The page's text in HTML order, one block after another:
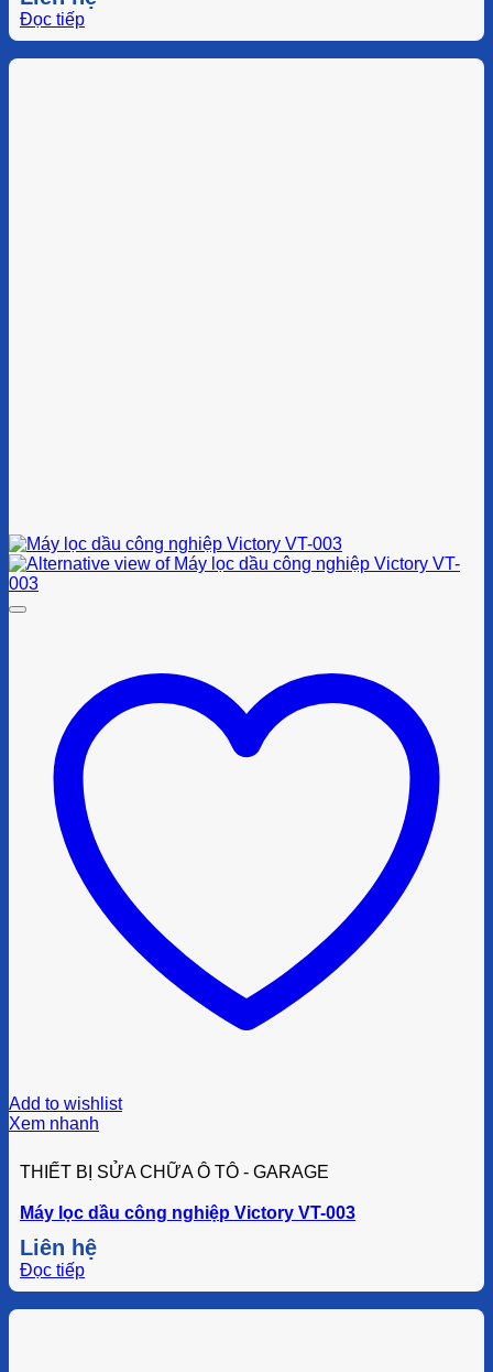
Đọc tiếp
Add to wishlist
Xem nhanh
THIẾT BỊ SỬA CHỮA Ô TÔ - GARAGE
Máy lọc dầu công nghiệp Victory VT-003
Liên hệ
Đọc tiếp